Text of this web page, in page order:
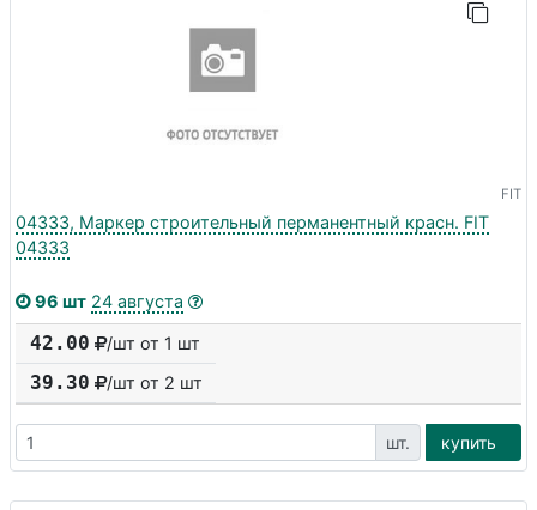
FIT
04333, Маркер строительный перманентный красн. FIT
04333
96 шт 24 августа
42.00 /шт от 1 шт
39.30 /шт от 2 шт
шт. купить